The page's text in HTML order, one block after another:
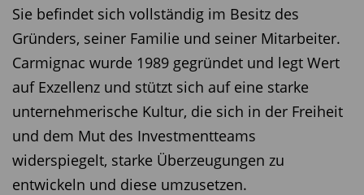
Sie befindet sich vollständig im Besitz des
Gründers, seiner Familie und seiner Mitarbeiter.
Carmignac wurde 1989 gegründet und legt Wert
auf Exzellenz und stützt sich auf eine starke
unternehmerische Kultur, die sich in der Freiheit
und dem Mut des Investmentteams
widerspiegelt, starke Überzeugungen zu
entwickeln und diese umzusetzen.